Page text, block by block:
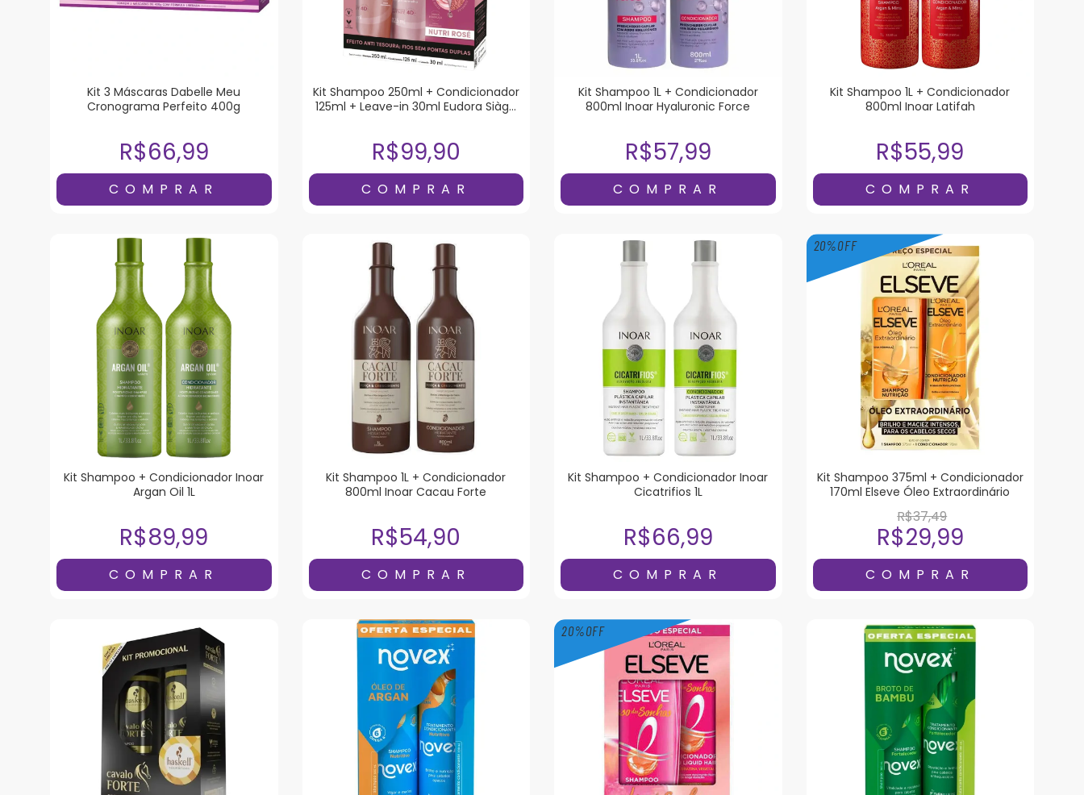
Kit 3 Máscaras Dabelle Meu
Cronograma Perfeito 400g
R$66,99
Kit Shampoo 250ml + Condicionador
125ml + Leave-in 30ml Eudora Siàge
R$99,90
Kit Shampoo 1L + Condicionador
800ml Inoar Hyaluronic Force
R$57,99
Kit Shampoo 1L + Condicionador
800ml Inoar Latifah
R$55,99
Kit Shampoo + Condicionador Inoar
Argan Oil 1L
R$89,99
Kit Shampoo 1L + Condicionador
800ml Inoar Cacau Forte
R$54,90
Kit Shampoo + Condicionador Inoar
Cicatrifios 1L
R$66,99
20%OFF
Kit Shampoo 375ml + Condicionador
170ml Elseve Óleo Extraordinário
R$37,49
R$29,99
20%OFF